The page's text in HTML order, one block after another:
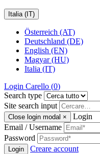
Italia (IT)
Österreich (AT)
Deutschland (DE)
English (EN)
Magyar (HU)
Italia (IT)
Login Carello (0)
Search type
Site search input
Close login modal ×
Login
Email / Username
Password
Login
Creare account